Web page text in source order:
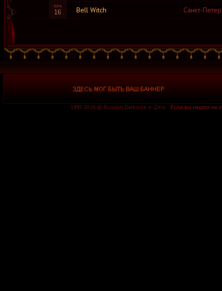
16 Bell Witch Санкт-
1997-2026 © Russian Darkside e-Zine. Если вы нашли на